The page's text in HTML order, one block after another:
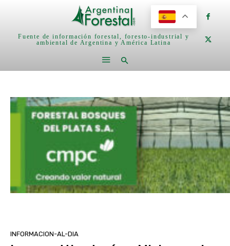
Fuente de información forestal, foresto-industrial y
ambiental de Argentina y América Latina
INFORMACION-AL-DIA